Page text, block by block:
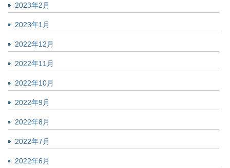
2023年2月
2023年1月
2022年12月
2022年11月
2022年10月
2022年9月
2022年8月
2022年7月
2022年6月